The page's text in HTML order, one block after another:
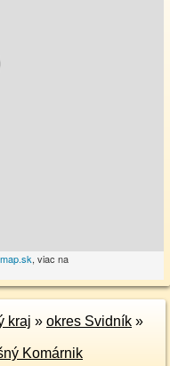
, viac na
kraj » okres Svidník »
Komárnik